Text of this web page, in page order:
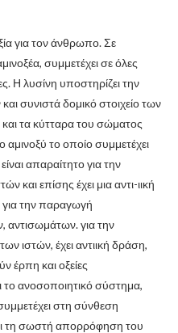
για τον άνθρωπο. Σε
συμμετέχει σε όλες
Η λυσίνη υποστηρίζει την
συνιστά δομικό στοιχείο των
τα κύτταρα του σώματος
αμινοξύ το οποίο συμμετέχει
απαραίτητο για την
και επίσης έχει μια αντι-ιική
για την παραγωγή
αντισωμάτων. για την
ιστών, έχει αντιική δράση,
έρπη και οξείες
το ανοσοποιητικό σύστημα,
στη σύνθεση
τη σωστή απορρόφηση του